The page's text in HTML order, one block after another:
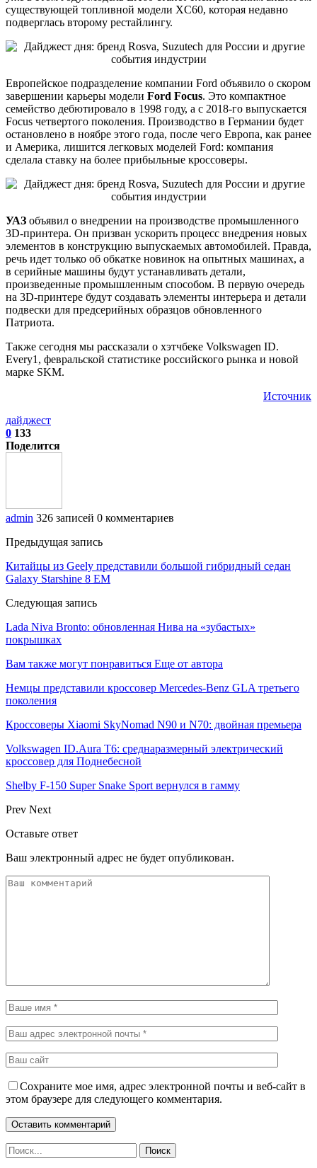
существующей топливной модели XC60, которая недавно
подверглась второму рестайлингу.
Европейское подразделение компании Ford объявило о скором
завершении карьеры модели Ford Focus. Это компактное
семейство дебютировало в 1998 году, а с 2018-го выпускается
Focus четвертого поколения. Производство в Германии будет
остановлено в ноябре этого года, после чего Европа, как ранее
и Америка, лишится легковых моделей Ford: компания
сделала ставку на более прибыльные кроссоверы.
УАЗ объявил о внедрении на производстве промышленного
3D-принтера. Он призван ускорить процесс внедрения новых
элементов в конструкцию выпускаемых автомобилей. Правда,
речь идет только об обкатке новинок на опытных машинах, а
в серийные машины будут устанавливать детали,
произведенные промышленным способом. В первую очередь
на 3D-принтере будут создавать элементы интерьера и детали
подвески для предсерийных образцов обновленного
Патриота.
Также сегодня мы рассказали о хэтчбеке Volkswagen ID.
Every1, февральской статистике российского рынка и новой
марке SKM.
Источник
дайджест
0 133
Поделится
admin 326 записей 0 комментариев
Предыдущая запись
Китайцы из Geely представили большой гибридный седан
Galaxy Starshine 8 EM
Следующая запись
Lada Niva Bronto: обновленная Нива на «зубастых»
покрышках
Вам также могут понравиться Еще от автора
Немцы представили кроссовер Mercedes-Benz GLA третьего
поколения
Кроссоверы Xiaomi SkyNomad N90 и N70: двойная премьера
Volkswagen ID.Aura T6: среднаразмерный электрический
кроссовер для Поднебесной
Shelby F-150 Super Snake Sport вернулся в гамму
Prev Next
Оставьте ответ
Ваш электронный адрес не будет опубликован.
Сохраните мое имя, адрес электронной почты и веб-сайт в
этом браузере для следующего комментария.